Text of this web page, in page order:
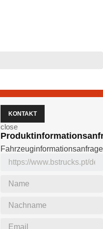
KONTAKT
close
Fahrzeuginformationsanfrage